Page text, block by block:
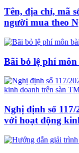
Tên, địa chỉ, mã
người mua theo
Bãi bỏ lệ phí
Nghị định số
với hoạt động